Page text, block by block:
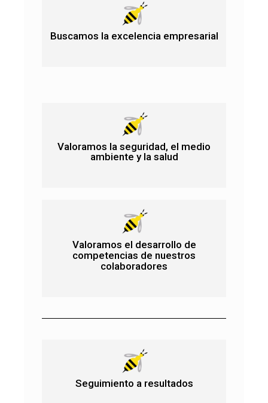
Buscamos la excelencia empresarial
Valoramos la seguridad, el medio
ambiente y la salud
Valoramos el desarrollo de
competencias de nuestros
colaboradores
Seguimiento a resultados